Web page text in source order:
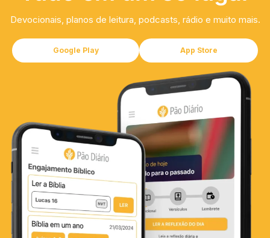
Devocionais, planos de leitura, podcasts, rádio e muito mais.
Google Play App Store